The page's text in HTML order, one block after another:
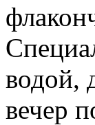
водой,
вечер